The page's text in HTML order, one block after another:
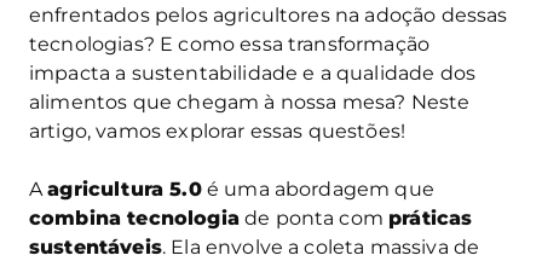
enfrentados pelos agricultores na adoção dessas
tecnologias? E como essa transformação
impacta a sustentabilidade e a qualidade dos
alimentos que chegam à nossa mesa? Neste
artigo, vamos explorar essas questões!
Aagricultura 5.0é uma abordagem que
combina tecnologiade ponta com práticas
sustentáveis. Ela envolve a coleta massiva de